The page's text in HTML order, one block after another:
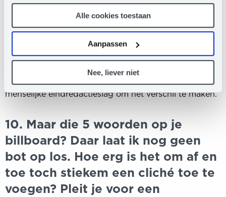
klikken op het ‘clip’-pictogram in de linkerbenedenhoek
van de webpagina die je bezoekt, kun je je toestemming
weer intrekken (of aanpassen). Meer weten? Lees dan
ons Privacy Statement.
Alle cookies toestaan
Aanpassen
Nee, liever niet
Nee hoor, en zeker niet in het omzeilen van clichés. Je
zou kunnen zeggen dat ChatGPT clichés juist
bevordert, omdat het achterliggende taalmodel uit
veelgebruikte zinnen put. Dankzij steeds betere tone-
of-voice-functionaliteiten vind ik dat we het schrijven
van 1000 vergelijkbare productteksten nu al voor een
flink deel door AI kunnen laten schrijven. Met een
menselijke eindredactieslag om het verschil te maken.
10. Maar die 5 woorden op je
billboard? Daar laat ik nog geen
bot op los. Hoe erg is het om af en
toe toch stiekem een cliché toe te
voegen? Pleit je voor een